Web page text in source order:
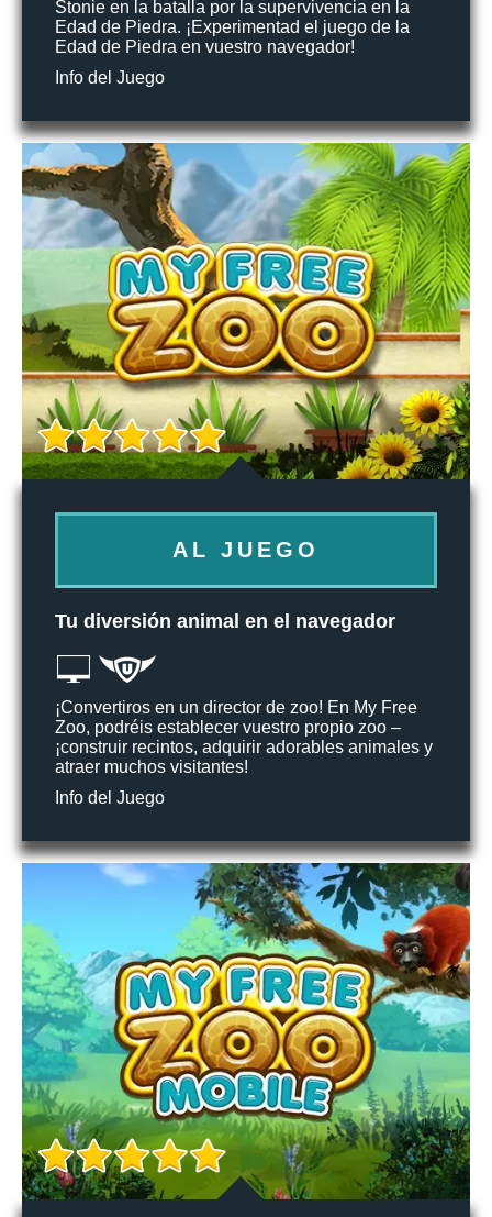
Stonie en la batalla por la supervivencia en la
Edad de Piedra. ¡Experimentad el juego de la
Edad de Piedra en vuestro navegador!
Info del Juego
AL JUEGO
Tu diversión animal en el navegador
¡Convertiros en un director de zoo! En My Free
Zoo, podréis establecer vuestro propio zoo –
¡construir recintos, adquirir adorables animales y
atraer muchos visitantes!
Info del Juego